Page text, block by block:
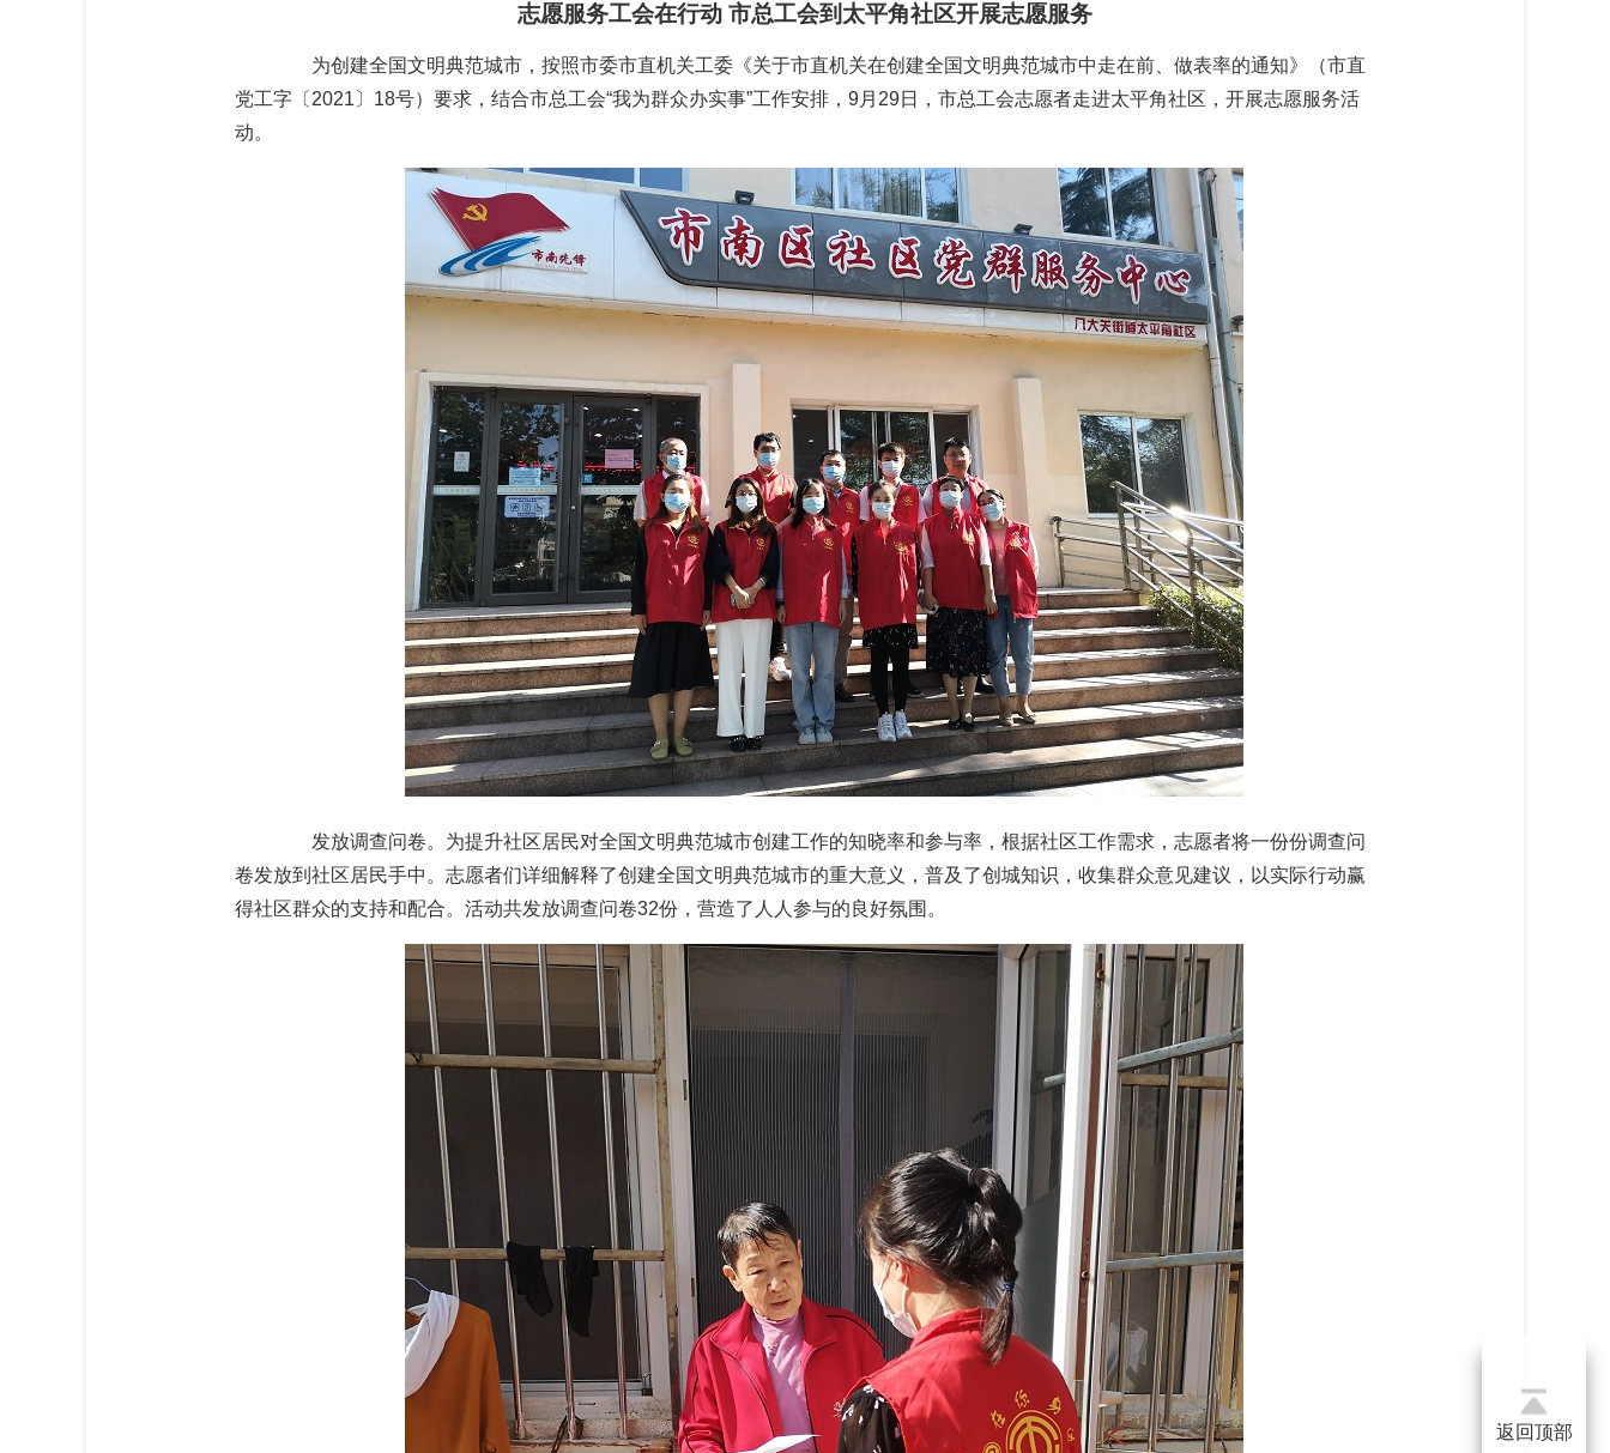
志愿服务工会在行动 市总工会到太平角社区开展志愿服务
为创建全国文明典范城市，按照市委市直机关工委《关于市直机关在创建全国文明典范城市中走在前、做表率的通知》（市直
党工字〔2021〕18号）要求，结合市总工会“我为群众办实事”工作安排，9月29日，市总工会志愿者走进太平角社区，开展志愿服务活
动。
发放调查问卷。为提升社区居民对全国文明典范城市创建工作的知晓率和参与率，根据社区工作需求，志愿者将一份份调查问
卷发放到社区居民手中。志愿者们详细解释了创建全国文明典范城市的重大意义，普及了创城知识，收集群众意见建议，以实际行动赢
得社区群众的支持和配合。活动共发放调查问卷32份，营造了人人参与的良好氛围。
返回顶部